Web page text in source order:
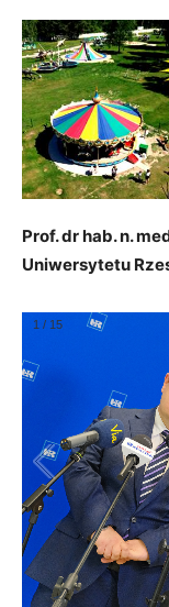
Prof. dr hab. n.
Uniwersytetu
1 / 15